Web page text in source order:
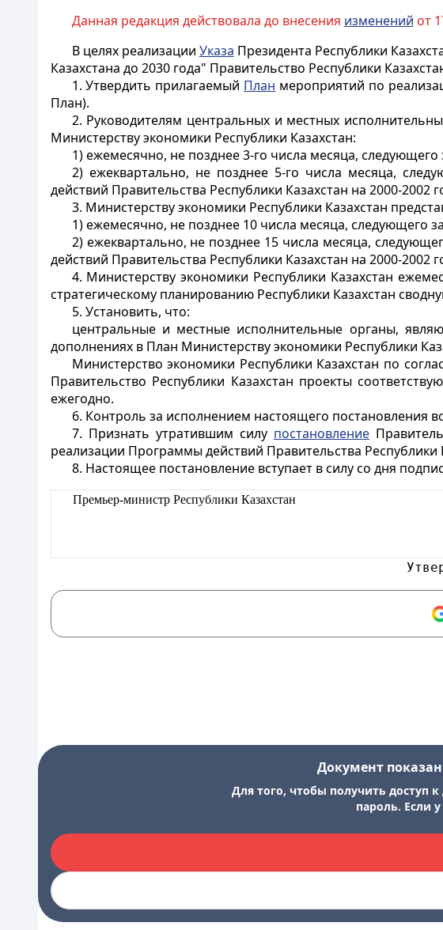
Данная редакция действовала до внесения изменений от
В целях реализации Указа Президента Республики
Казахстана до 2030 года" Правительство Республики
1. Утвердить прилагаемый План мероприятий по
План).
2. Руководителям центральных и местных
Министерству экономики Республики Казахстан:
1) ежемесячно, не позднее 3-го числа месяца,
2) ежеквартально, не позднее 5-го числа месяца,
действий Правительства Республики Казахстан на 2000-2002
3. Министерству экономики Республики Казахстан
1) ежемесячно, не позднее 10 числа месяца,
2) ежеквартально, не позднее 15 числа месяца,
действий Правительства Республики Казахстан на 2000-2002
4. Министерству экономики Республики Казахстан
стратегическому планированию Республики Казахстан
5. Установить, что:
центральные и местные исполнительные органы,
дополнениях в План Министерству экономики Республики
Министерство экономики Республики Казахстан по
Правительство Республики Казахстан проекты
ежегодно.
6. Контроль за исполнением настоящего постановления
7. Признать утратившим силу постановление
реализации Программы действий Правительства Республики
8. Настоящее постановление вступает в силу со дня
Премьер-министр Республики Казахстан
Документ
Для того, чтобы получить доступ
пароль. Если